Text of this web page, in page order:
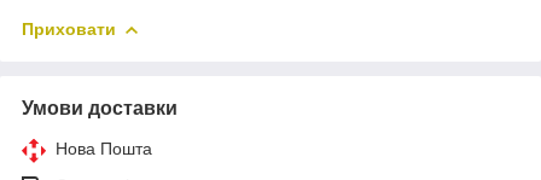
Приховати
Умови доставки
Нова Пошта